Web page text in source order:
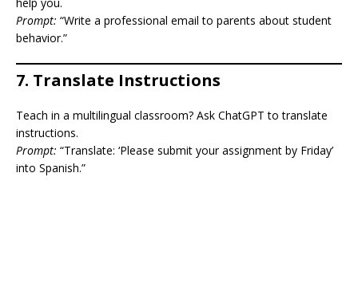
Prompt: “Write a professional email to parents about student
behavior.”
7. Translate Instructions
Teach in a multilingual classroom? Ask ChatGPT to translate
instructions.
Prompt: “Translate: ‘Please submit your assignment by Friday’
into Spanish.”